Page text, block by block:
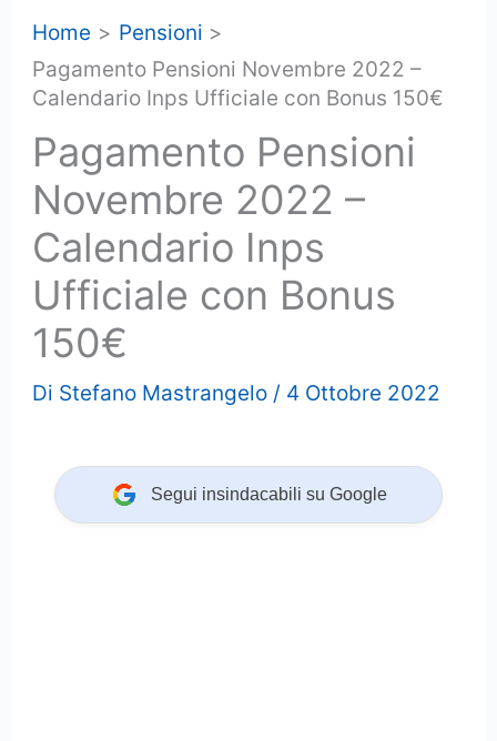
Home
Pensioni
Pagamento Pensioni Novembre 2022 –
Calendario Inps Ufficiale con Bonus 150€
Pagamento Pensioni
Novembre 2022 –
Calendario Inps
Ufficiale con Bonus
150€
Di Stefano Mastrangelo / 4 Ottobre 2022
Segui insindacabili su Google